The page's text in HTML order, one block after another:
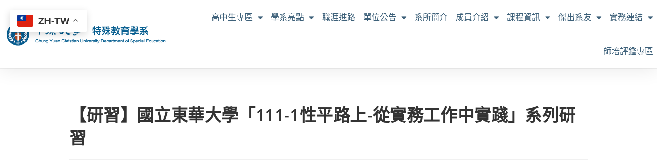
高中生專區 學系亮點 職涯進路 單位公告 系所簡介 成員介紹 課程資訊 傑出系友 實務連結
師培評鑑專區
【研習】國立東華大學「111-1性平路上-從實務工作中實踐」系列研
習
ZH-TW